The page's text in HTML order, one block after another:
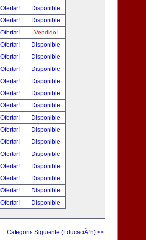
Ofertar!
Disponible
Ofertar!
Disponible
Ofertar!
Vendido!
Ofertar!
Disponible
Ofertar!
Disponible
Ofertar!
Disponible
Ofertar!
Disponible
Ofertar!
Disponible
Ofertar!
Disponible
Ofertar!
Disponible
Ofertar!
Disponible
Ofertar!
Disponible
Ofertar!
Disponible
Ofertar!
Disponible
Ofertar!
Disponible
Ofertar!
Disponible
Ofertar! Disponible
Categoria Siguiente (EducaciÃ³n) >>